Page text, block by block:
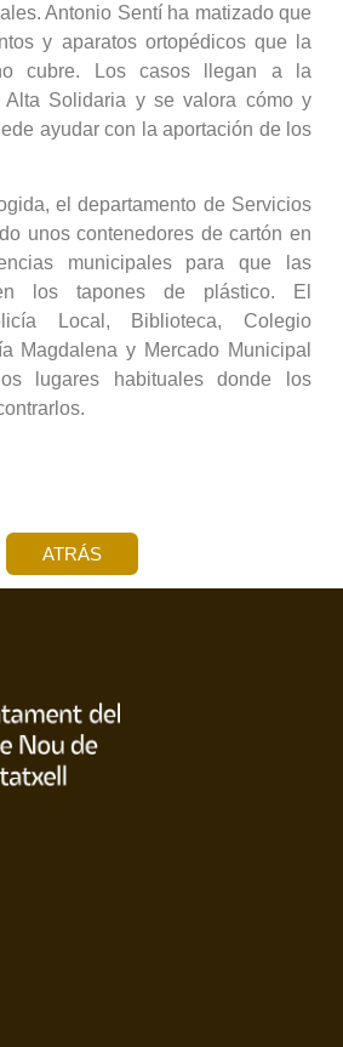
Antonio Sentí ha matizado que
y aparatos ortopédicos que la
cubre. Los casos llegan a la
Alta Solidaria y se valora cómo y
ayudar con la aportación de los
el departamento de Servicios
unos contenedores de cartón en
municipales para que las
los tapones de plástico. El
Local, Biblioteca, Colegio
Magdalena y Mercado Municipal
lugares habituales donde los
ATRÁS